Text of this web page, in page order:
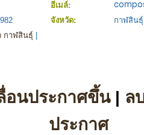
อีเมล์:
จังหวัด:
กาฬสินธุ์
กาฬสินธุ์
อนประกาศขึ้น| ล
ประกาศ